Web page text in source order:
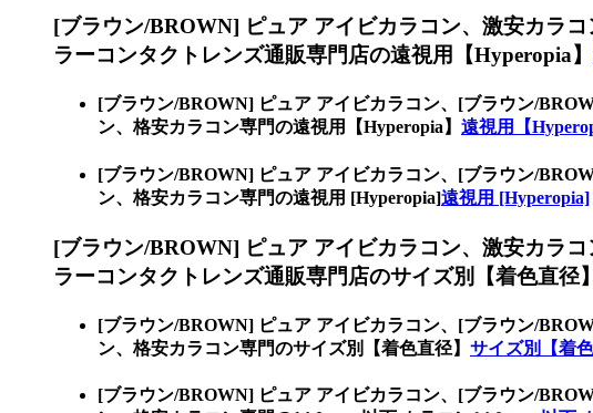
[ブラウン/BROWN] ピュア アイビカラコン、 激安カラ
ラーコンタクトレンズ通販専門店の遠視用【Hyperopia】
[ブラウン/BROWN] ピュア アイビカラコン、 [ブラウン/
ン、格安カラコン専門の遠視用【Hyperopia】 遠視用【
[ブラウン/BROWN] ピュア アイビカラコン、 [ブラウン/
ン、格安カラコン専門の遠視用 [Hyperopia]遠視用 [Hyperopia]
[ブラウン/BROWN] ピュア アイビカラコン、 激安カラ
ラーコンタクトレンズ通販専門店のサイズ別【着色直径】
[ブラウン/BROWN] ピュア アイビカラコン、 [ブラウン/
ン、格安カラコン専門のサイズ別【着色直径】 サイズ別【着
[ブラウン/BROWN] ピュア アイビカラコン、 [ブラウン/